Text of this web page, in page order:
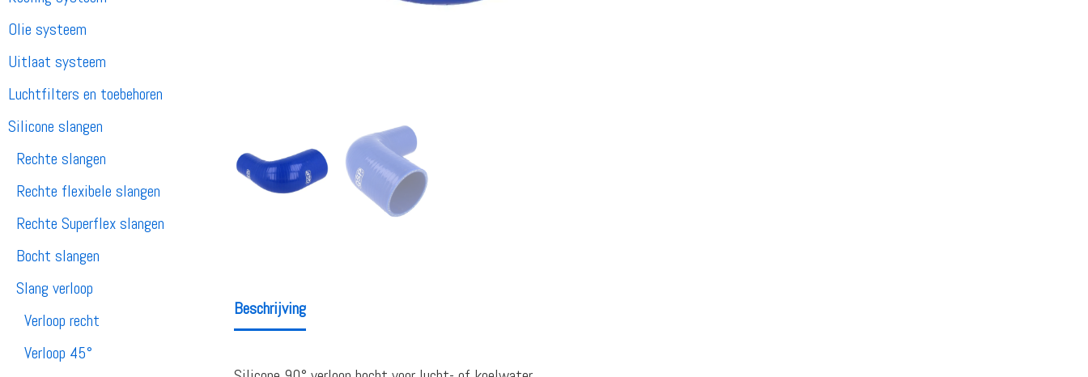
Olie systeem
Uitlaat systeem
Luchtfilters en toebehoren
Silicone slangen
Rechte slangen
Rechte flexibele slangen
Rechte Superflex slangen
Bocht slangen
Slang verloop
Verloop recht
Verloop 45°
Beschrijving